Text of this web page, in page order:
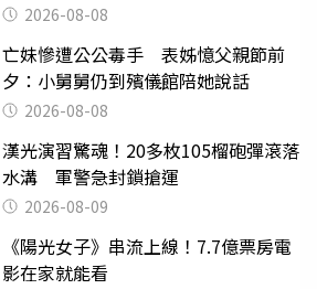
2026-08-08
亡妹慘遭公公毒手 表姊憶父親節前
夕：小舅舅仍到殯儀館陪她說話
2026-08-08
漢光演習驚魂！20多枚105榴砲彈滾落
水溝 軍警急封鎖搶運
2026-08-09
《陽光女子》串流上線！7.7億票房電
影在家就能看